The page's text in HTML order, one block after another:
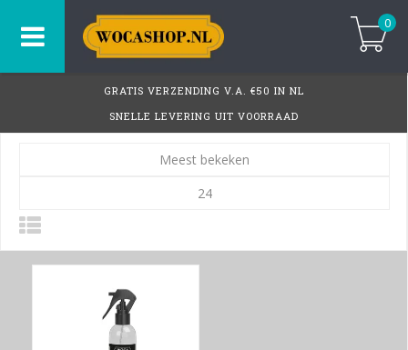
0
GRATIS VERZENDING V.A. €50 IN NL
SNELLE LEVERING UIT VOORRAAD
Meest bekeken
24